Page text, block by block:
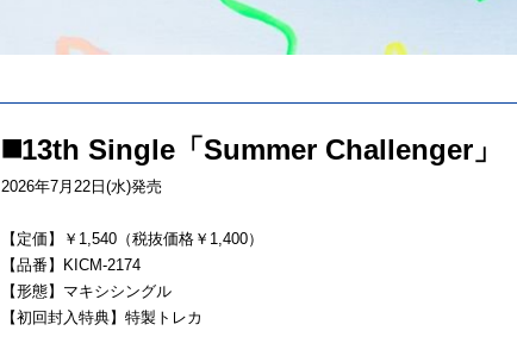
◼️13th Single「Summer Challenger」
2026年7月 22 日 (水)発売
【定価】￥ 1,540 （税抜価格￥ 1,400）
【品番】
KICM-2174
【形態】マキシシングル
【初回封入特典】特製トレカ